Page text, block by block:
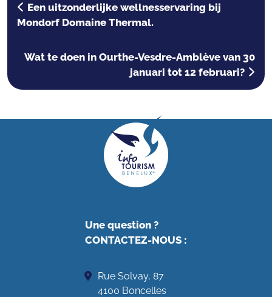
Een uitzonderlijke wellnesservaring bij
Mondorf Domaine Thermal.
Wat te doen in Ourthe-Vesdre-Amblève van 30
januari tot 12 februari?
Une question ?
CONTACTEZ-NOUS :
Rue Solvay, 87
4100 Boncelles